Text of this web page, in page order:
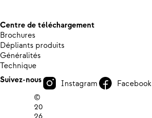
Centre de téléchargement
Brochures
Dépliants produits
Généralités
Technique
Suivez-nous
Instagram Facebook
©
20